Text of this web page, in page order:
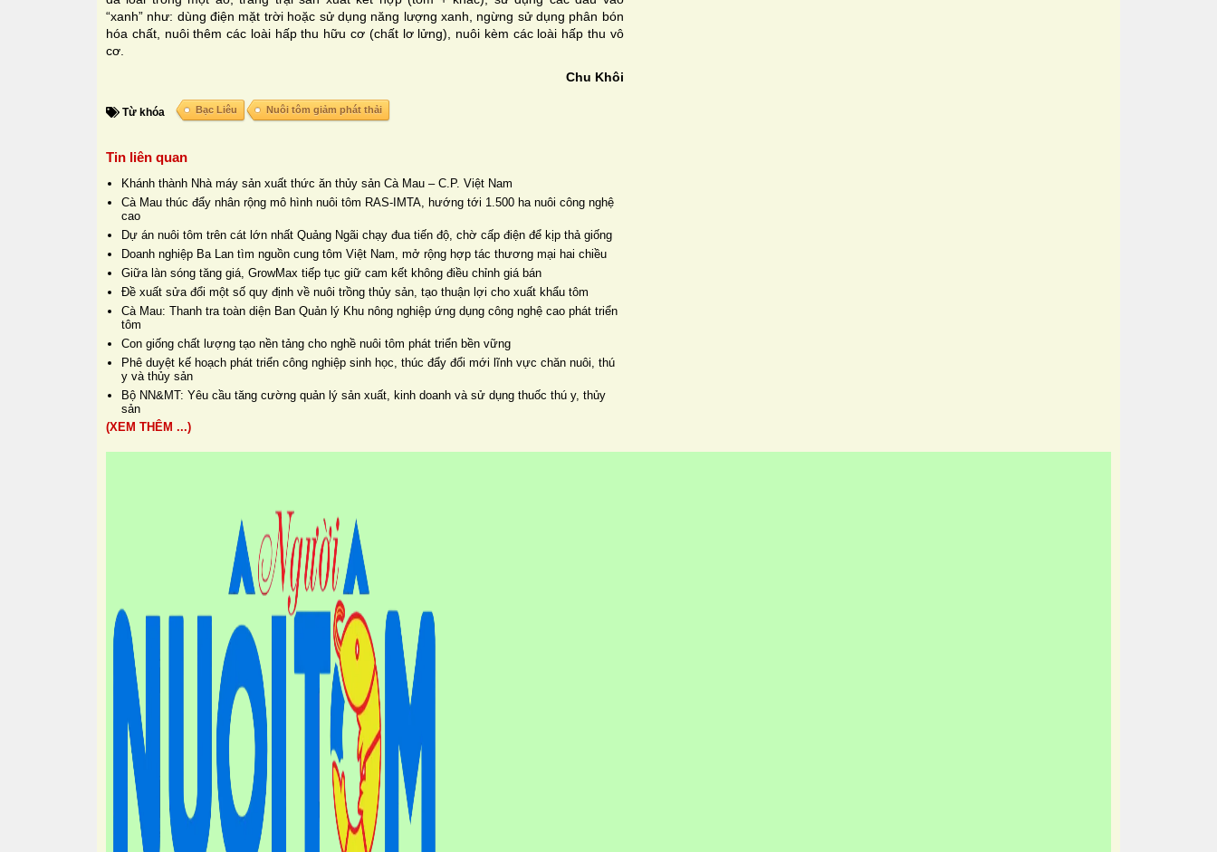
“xanh” như: dùng điện mặt trời hoặc sử dụng năng lượng xanh, ngừng sử dụng phân bón
hóa chất, nuôi thêm các loài hấp thu hữu cơ (chất lơ lửng), nuôi kèm các loài hấp thu vô
cơ.
Chu Khôi
Từ khóa Bạc Liêu Nuôi tôm giảm phát thải
Tin liên quan
Khánh thành Nhà máy sản xuất thức ăn thủy sản Cà Mau – C.P. Việt Nam
Cà Mau thúc đẩy nhân rộng mô hình nuôi tôm RAS-IMTA, hướng tới 1.500 ha nuôi công nghệ
cao
Dự án nuôi tôm trên cát lớn nhất Quảng Ngãi chạy đua tiến độ, chờ cấp điện để kịp thả giống
Doanh nghiệp Ba Lan tìm nguồn cung tôm Việt Nam, mở rộng hợp tác thương mại hai chiều
Giữa làn sóng tăng giá, GrowMax tiếp tục giữ cam kết không điều chỉnh giá bán
Đề xuất sửa đổi một số quy định về nuôi trồng thủy sản, tạo thuận lợi cho xuất khẩu tôm
Cà Mau: Thanh tra toàn diện Ban Quản lý Khu nông nghiệp ứng dụng công nghệ cao phát triển
tôm
Con giống chất lượng tạo nền tảng cho nghề nuôi tôm phát triển bền vững
Phê duyệt kế hoạch phát triển công nghiệp sinh học, thúc đẩy đổi mới lĩnh vực chăn nuôi, thú
y và thủy sản
Bộ NN&MT: Yêu cầu tăng cường quản lý sản xuất, kinh doanh và sử dụng thuốc thú y, thủy
sản
(XEM THÊM ...)